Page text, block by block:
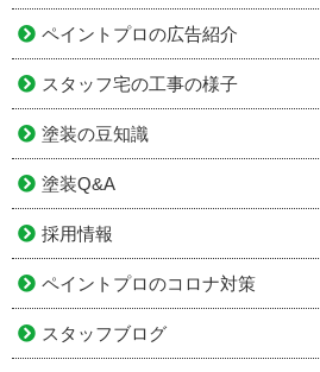
ペイントプロの広告紹介
スタッフ宅の工事の様子
塗装の豆知識
塗装Q&A
採用情報
ペイントプロのコロナ対策
スタッフブログ